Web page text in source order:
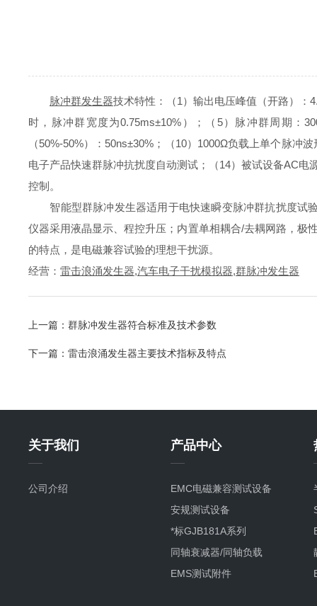
脉冲群发生器技术特性：（1）输出电压峰值（开路）：
时，脉冲群宽度为0.75ms±10%）；（5）脉冲群周期：
（50%-50%）：50ns±30%；（10）1000Ω负载上单个脉冲
电子产品快速群脉冲抗扰度自动测试；（14）被试设备AC电
控制。
智能型群脉冲发生器适用于电快速瞬变脉冲群抗扰度试验
仪器采用液晶显示、程控升压；内置单相耦合/去耦网路，极
的特点，是电磁兼容试验的理想干扰源。
经营： 雷击浪涌发生器,汽车电子干扰模拟器,群脉冲发生器
上一篇： 群脉冲发生器符合标准及技术参数
下一篇： 雷击浪涌发生器主要技术指标及特点
关于我们
公司介绍
产品中心
EMC电磁兼容测试设备
安规测试设备
*标GJB181A系列
同轴衰减器/同轴负载
EMS测试附件